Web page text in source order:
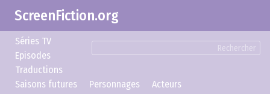
ScreenFiction.org
Rechercher
Séries TV
Episodes
Traductions
Saisons futures
Personnages Acteurs